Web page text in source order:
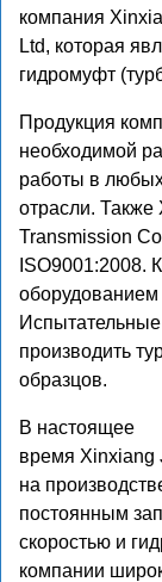
компания
Ltd, которая
гидромуфт
Продукция
необходимой
работы в любых
отрасли.
Transmission
ISO9001:2008.
оборудованием
производить
образцов.
В настоящее
время Xinxiang
на
постоянным
скоростью и
компании